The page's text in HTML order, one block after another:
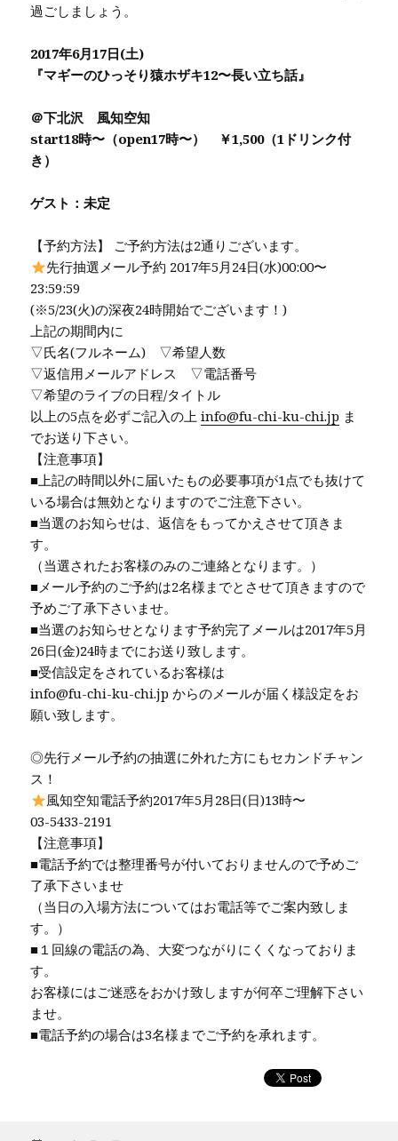
過ごしましょう。
2017年6月17日(土)
『マギーのひっそり猿ホザキ12〜長い立ち話』
＠下北沢 風知空知
start18時〜（open17時〜） ￥1,500（1ドリンク付
き）
ゲスト：未定
【予約方法】 ご予約方法は2通りございます。
先行抽選メール予約 2017年5月24日(水)00:00〜
23:59:59
(※5/23(火)の深夜24時開始でございます！)
上記の期間内に
▽氏名(フルネーム) ▽希望人数
▽返信用メールアドレス ▽電話番号
▽希望のライブの日程/タイトル
以上の5点を必ずご記入の上info@fu-chi-ku-chi.jp ま
でお送り下さい。
【注意事項】
■上記の時間以外に届いたもの必要事項が1点でも抜けて
いる場合は無効となりますのでご注意下さい。
■当選のお知らせは、返信をもってかえさせて頂きま
す。
（当選されたお客様のみのご連絡となります。）
■メール予約のご予約は2名様までとさせて頂きますので
予めご了承下さいませ。
■当選のお知らせとなります予約完了メールは2017年5月
26日(金)24時までにお送り致します。
■受信設定をされているお客様は
info@fu-chi-ku-chi.jp からのメールが届く様設定をお
願い致します。
◎先行メール予約の抽選に外れた方にもセカンドチャン
ス！
風知空知電話予約2017年5月28日(日)13時〜
03-5433-2191
【注意事項】
■電話予約では整理番号が付いておりませんので予めご
了承下さいませ
（当日の入場方法についてはお電話等でご案内致しま
す。）
■１回線の電話の為、大変つながりにくくなっておりま
す。
お客様にはご迷惑をおかけ致しますが何卒ご理解下さい
ませ。
■電話予約の場合は3名様までご予約を承れます。